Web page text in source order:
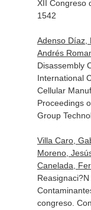
XII Congreso
1542
Adenso Díaz,
Andrés
Disassembly
International
Cellular
Proceedings
Group
Villa Caro,
Moreno,
Canelada,
congreso.